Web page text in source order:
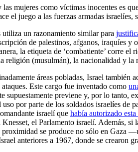
mujeres como víctimas inocentes es
el juego a las fuerzas armadas
utiliza un razonamiento similar para
de palestinos, afganos, iraquíes y
la etiqueta de ‘combatiente’ corre el
religión (musulmán), la nacionalidad y la
áreas pobladas, Israel también
Este cargo fue inventado como
supuestamente previene y, por lo tanto,
por parte de los soldados israelíes de
israelí que había autorizado
el Parlamento israelí. Además,
se produce no sólo en Gaza
anteriores a 1967, donde se crearon